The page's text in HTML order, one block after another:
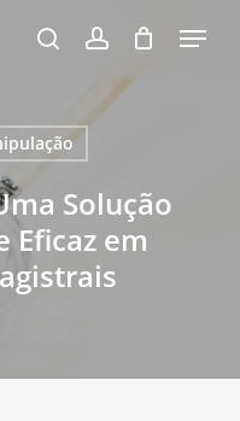
pesquisaaccount
Menu
Fechar
Solução
Eficaz em